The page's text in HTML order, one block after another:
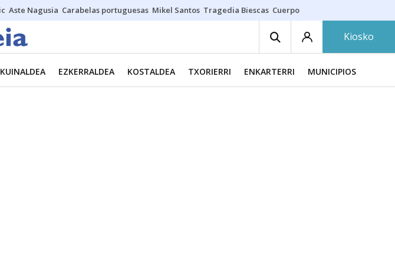
Aste Nagusia Carabelas portuguesas Mikel Santos Tragedia Biescas Cuerpo ría
Kiosko
EZKERRALDEA KOSTALDEA TXORIERRI ENKARTERRI MUNICIPIOS